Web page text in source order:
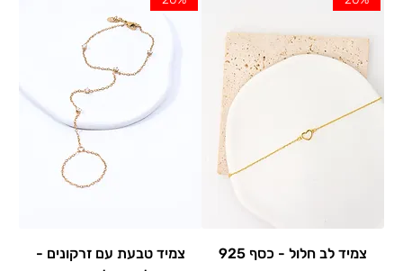
צמיד לב חלול - כסף 925
צמיד טבעת עם זרקונים -